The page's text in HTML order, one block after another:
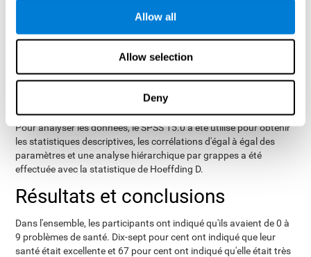
Allow all
Allow selection
Deny
, outil neuropsychologique qui
paramètres cognitifs.
Une fois la collecte des données de l'étude terminée, il est possible
de télécharger les résultats de chaque participant sur notre
ordinateur pour les analyser.
Analyse statistique
Pour analyser les données, le SPSS 15.0 a été utilisé pour obtenir
les statistiques descriptives, les corrélations d'égal à égal des
paramètres et une analyse hiérarchique par grappes a été
effectuée avec la statistique de Hoeffding D.
Résultats et conclusions
Dans l'ensemble, les participants ont indiqué qu'ils avaient de 0 à
9 problèmes de santé. Dix-sept pour cent ont indiqué que leur
santé était excellente et 67 pour cent ont indiqué qu'elle était très